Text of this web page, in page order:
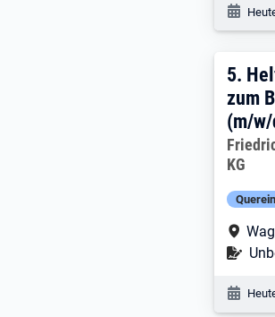
5.
5.
zum
(m/
KG